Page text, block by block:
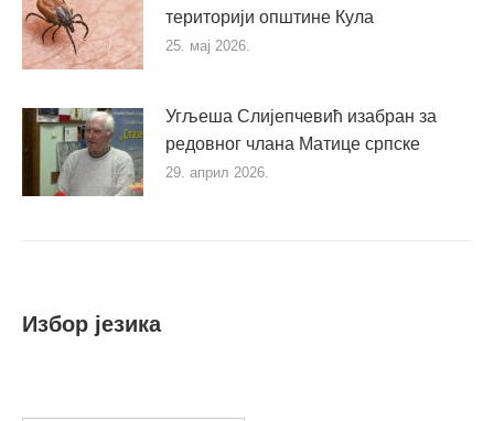
територији општине Кула
25. мај 2026.
Угљеша Слијепчевић изабран за
редовног члана Матице српске
29. април 2026.
Избор језика